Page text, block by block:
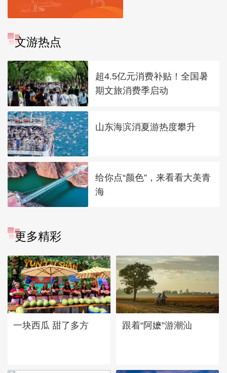
文游热点
超4.5亿元消费补贴！全国暑
期文旅消费季启动
山东海滨消夏游热度攀升
给你点“颜色”，来看看大美青
海
更多精彩
一块西瓜 甜了多方 跟着“阿嬷”游潮汕